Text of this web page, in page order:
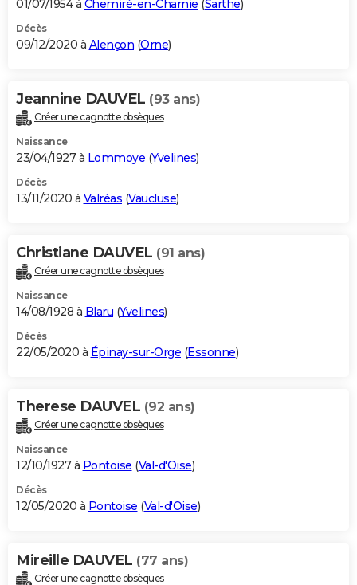
01/07/1954 à Chemiré-en-Charnie (Sarthe)
Décès
09/12/2020 à Alençon (Orne)
Jeannine DAUVEL (93 ans)
Créer une cagnotte obsèques
Naissance
23/04/1927 à Lommoye (Yvelines)
Décès
13/11/2020 à Valréas (Vaucluse)
Christiane DAUVEL (91 ans)
Créer une cagnotte obsèques
Naissance
14/08/1928 à Blaru (Yvelines)
Décès
22/05/2020 à Épinay-sur-Orge (Essonne)
Therese DAUVEL (92 ans)
Créer une cagnotte obsèques
Naissance
12/10/1927 à Pontoise (Val-d'Oise)
Décès
12/05/2020 à Pontoise (Val-d'Oise)
Mireille DAUVEL (77 ans)
Créer une cagnotte obsèques